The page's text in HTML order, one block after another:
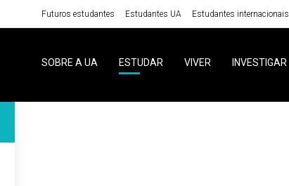
Futuros estudantes Estudantes UA Estudantes internacionais
SOBRE A UA ESTUDAR VIVER INVESTIGAR